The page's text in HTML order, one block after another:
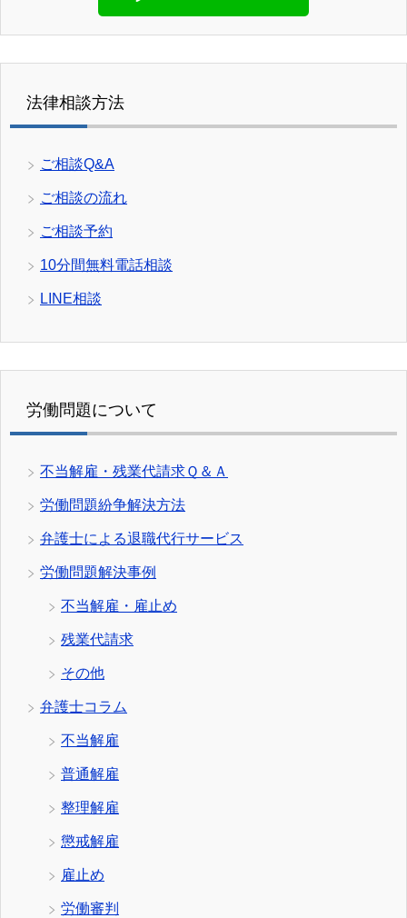
法律相談方法
ご相談Q&A
ご相談の流れ
ご相談予約
10分間無料電話相談
LINE相談
労働問題について
不当解雇・残業代請求Ｑ＆Ａ
労働問題紛争解決方法
弁護士による退職代行サービス
労働問題解決事例
不当解雇・雇止め
残業代請求
その他
弁護士コラム
不当解雇
普通解雇
整理解雇
懲戒解雇
雇止め
労働審判